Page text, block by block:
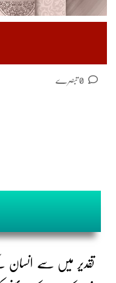
تقدیر میں سے